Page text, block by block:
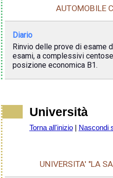
AUTOMOBILE
Diario
Rinvio delle prove di esame
esami, a complessivi
posizione economica B1.
Università
Torna all'inizio| Nascondi
UNIVERSITA' "LA